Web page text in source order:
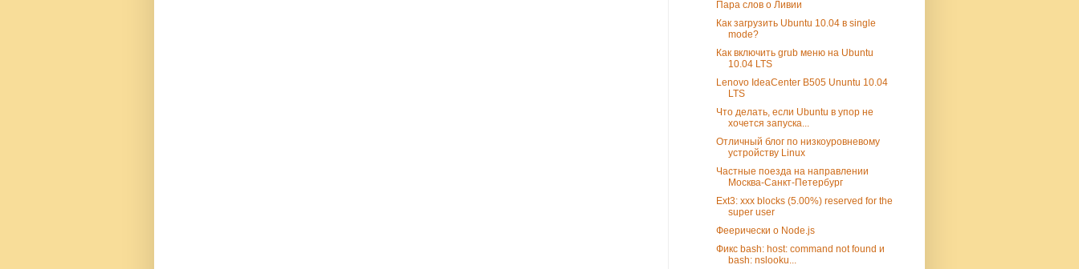
Пара слов о Ливии
Как загрузить Ubuntu 10.04 в single
mode?
Как включить grub меню на Ubuntu
10.04 LTS
Lenovo IdeaCenter B505 Ununtu 10.04
LTS
Что делать, если Ubuntu в упор не
хочется запуска...
Отличный блог по низкоуровневому
устройству Linux
Частные поезда на направлении
Москва-Санкт-Петербург
Ext3: xxx blocks (5.00%) reserved for the
super user
Феерически о Node.js
Фикс bash: host: command not found и
bash: nslooku...